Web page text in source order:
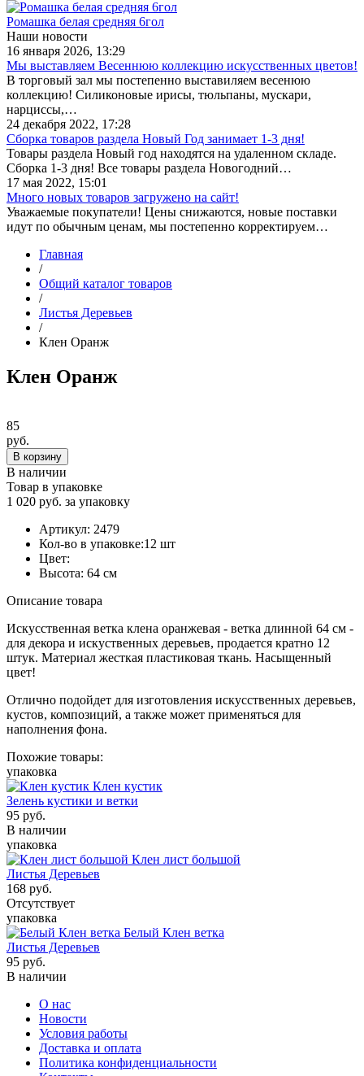
Ромашка белая средняя 6гол
Наши новости
16 января 2026, 13:29
Мы выставляем Весеннюю коллекцию искусственных цветов!
В торговый зал мы постепенно выставиляем весенюю
коллекцию! Силиконовые ирисы, тюльпаны, мускари,
нарциссы,…
24 декабря 2022, 17:28
Сборка товаров раздела Новый Год занимает 1-3 дня!
Товары раздела Новый год находятся на удаленном складе.
Сборка 1-3 дня! Все товары раздела Новогодний…
17 мая 2022, 15:01
Много новых товаров загружено на сайт!
Уважаемые покупатели! Цены снижаются, новые поставки
идут по обычным ценам, мы постепенно корректируем…
Главная
/
Общий каталог товаров
/
Листья Деревьев
/
Клен Оранж
Клен Оранж
85
руб.
В корзину
В наличии
Товар в упаковке
1 020 руб. за упаковку
Артикул: 2479
Кол-во в упаковке:12 шт
Цвет:
Высота: 64 см
Описание товара
Искусственная ветка клена оранжевая - ветка длинной 64 см -
для декора и искуственных деревьев, продается кратно 12
штук. Материал жесткая пластиковая ткань. Насыщенный
цвет!
Отлично подойдет для изготовления искусственных деревьев,
кустов, композиций, а также может применяться для
наполнения фона.
Похожие товары:
упаковка
Клен кустик
Зелень кустики и ветки
95 руб.
В наличии
упаковка
Клен лист большой
Листья Деревьев
168 руб.
Отсутствует
упаковка
Белый Клен ветка
Листья Деревьев
95 руб.
В наличии
О нас
Новости
Условия работы
Доставка и оплата
Политика конфиденциальности